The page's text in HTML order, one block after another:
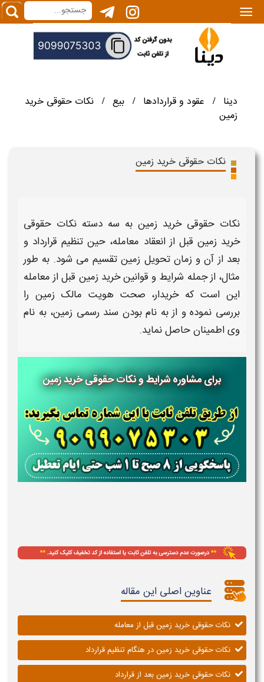
|||
دینا / عقود و قراردادها / بیع /
نکات حقوقی خرید
زمین
نکات حقوقی خرید زمین
نکات حقوقی خرید زمین به سه دسته نکات حقوقی
خرید زمین قبل از انعقاد معامله، حین تنظیم قرارداد و
بعد از آن و زمان تحویل زمین تقسیم می شود. به طور
مثال، از جمله شرایط و قوانین خرید زمین قبل از معامله
این است که خریدار، صحت هویت مالک زمین را
بررسی نموده و از به نام بودن سند رسمی زمین، به نام
وی اطمینان حاصل نماید.
برای مشاوره شرایط و نکات حقوقی خرید زمین
عناوین اصلی این مقاله
نکات حقوقی خرید زمین قبل از معامله
نکات حقوقی خرید زمین در هنگام تنظیم قرارداد
نکات حقوقی خرید زمین بعد از قرارداد